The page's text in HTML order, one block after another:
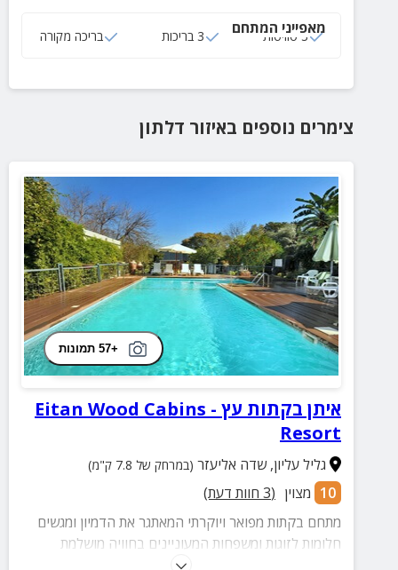
מאפייני המתחם
3 סוויטות 3 בריכות בריכה מקורה
צימרים נוספים באיזור דלתון
+57 תמונות
איתן בקתות עץ - Eitan Wood Cabins
Resort
גליל עליון,שדה אליעזר (במרחק של 7.8 ק"מ)
10 מצוין (
3 חוות דעת)
מתחם בקתות מפואר ויוקרתי המאתגר את הדמיון ומגשים
חלומות לזוגות ומשפחות המעוניינים בחוויה מושלמת
ומענגת של נוף מרהיב, פינוקי גוף ונפש ומרחבים ירוקים